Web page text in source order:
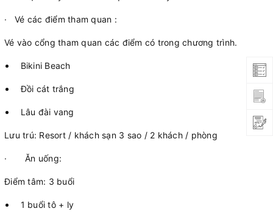
· Vé các điểm tham quan :
Vé vào cổng tham quan các điểm có trong chương trình.
Bikini Beach
Đồi cát trắng
Lâu đài vang
Lưu trú: Resort / khách sạn 3 sao / 2 khách / phòng
· Ăn uống:
Điểm tâm: 3 buổi
1 buổi tô + ly